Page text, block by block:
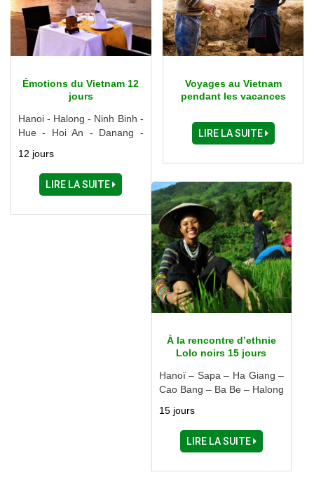
Émotions du Vietnam 12
jours
Hanoi - Halong - Ninh Binh -
Hue - Hoi An - Danang -
12 jours
LIRE LA SUITE
Voyages au Vietnam
pendant les vacances
LIRE LA SUITE
À la rencontre d’ethnie
Lolo noirs 15 jours
Hanoï – Sapa – Ha Giang –
Cao Bang – Ba Be – Halong
15 jours
LIRE LA SUITE